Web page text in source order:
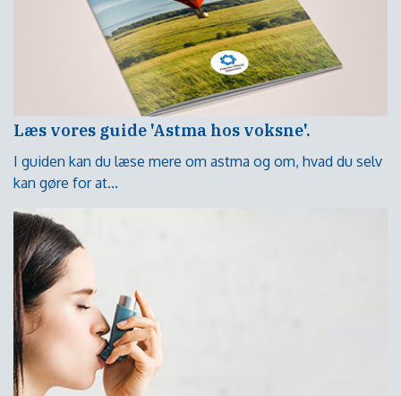
Læs vores guide 'Astma hos voksne'.
I guiden kan du læse mere om astma og om, hvad du selv
kan gøre for at...